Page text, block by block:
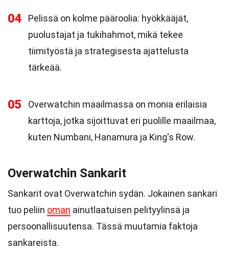
04
Pelissä on kolme pääroolia: hyökkääjät,
puolustajat ja tukihahmot, mikä tekee
tiimityöstä ja strategisesta ajattelusta
tärkeää.
05
Overwatchin maailmassa on monia erilaisia
karttoja, jotka sijoittuvat eri puolille maailmaa,
kuten Numbani, Hanamura ja King's Row.
Overwatchin Sankarit
Sankarit ovat Overwatchin sydän. Jokainen sankari
tuo peliin oman ainutlaatuisen pelityylinsä ja
persoonallisuutensa. Tässä muutamia faktoja
sankareista.